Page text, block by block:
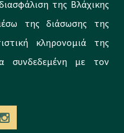
της Βλάχικης
της διάσωσης της
κληρονομιά της
συνδεδεμένη με τον